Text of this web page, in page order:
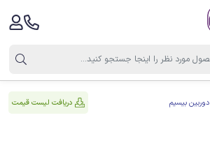
دوربین بیسیم دریافت لیست قیمت